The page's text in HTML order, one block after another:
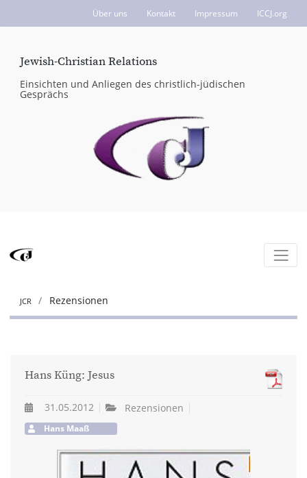
Über uns Kontakt Impressum ICCJ.org
Jewish-Christian Relations
Einsichten und Anliegen des christlich-jüdischen
Gesprächs
JCR Rezensionen
Hans Küng: Jesus
31.05.2012 Rezensionen
Hans Maaß